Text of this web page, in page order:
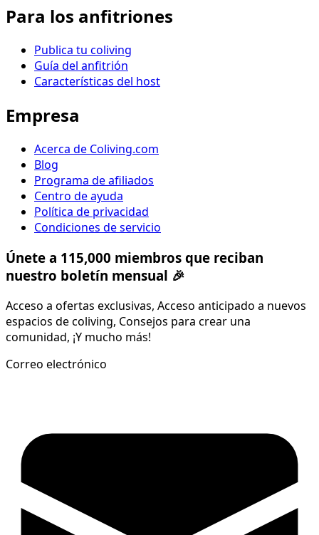
Para los anfitriones
Publica tu coliving
Guía del anfitrión
Características del host
Empresa
Acerca de Coliving.com
Blog
Programa de afiliados
Centro de ayuda
Política de privacidad
Condiciones de servicio
Únete a 115,000 miembros que reciban
nuestro boletín mensual 🎉
Acceso a ofertas exclusivas, Acceso anticipado a nuevos
espacios de coliving, Consejos para crear una
comunidad, ¡Y mucho más!
Correo electrónico